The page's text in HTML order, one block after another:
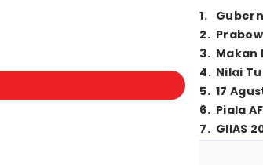
1.
2.
3. Makan
4. Nilai
5. 17
6. Piala
7. GIIAS